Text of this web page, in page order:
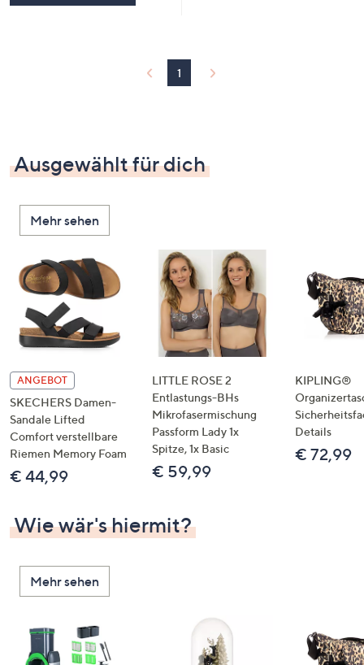
1
Ausgewählt für dich
Mehr sehen
ANGEBOT
SKECHERS Damen-
Sandale Lifted
Comfort verstellbare
Riemen Memory Foam
€ 44,99
LITTLE ROSE 2
Entlastungs-BHs
Mikrofasermischung
Passform Lady 1x
Spitze, 1x Basic
€ 59,99
KIPLING®
Details
€ 72,99
Wie wär's hiermit?
Mehr sehen